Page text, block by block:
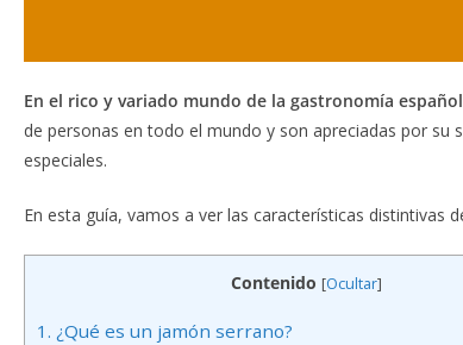
En el rico y variado mundo de la gastronomía
de personas en todo el mundo y son apreciadas por
especiales.
En esta guía, vamos a ver las características distintivas
Contenido [Ocultar]
1. ¿Qué es un jamón serrano?